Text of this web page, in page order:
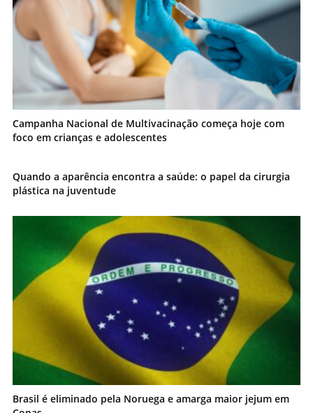
Campanha Nacional de Multivacinação começa hoje com
foco em crianças e adolescentes
Quando a aparência encontra a saúde: o papel da cirurgia
plástica na juventude
Brasil é eliminado pela Noruega e amarga maior jejum em